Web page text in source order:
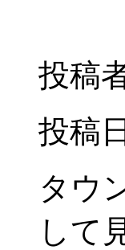
投稿
投稿
タウ
して